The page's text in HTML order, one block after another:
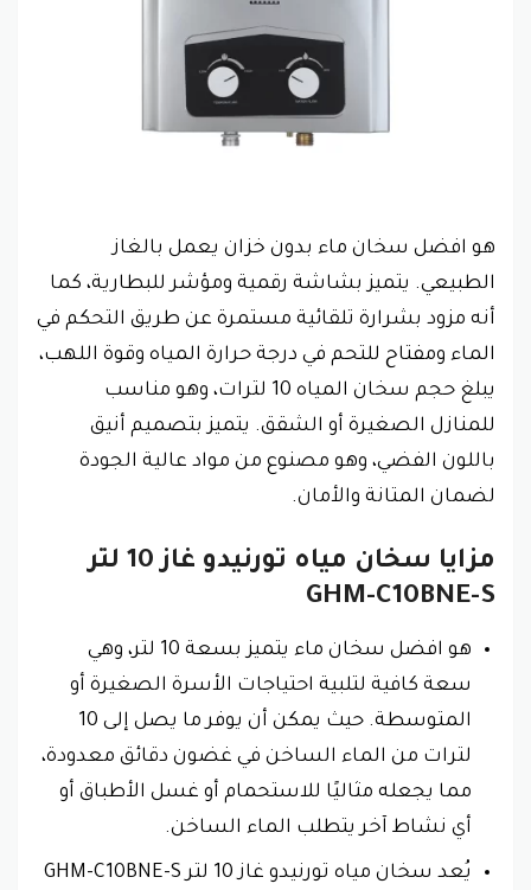
هو افضل سخان ماء بدون خزان يعمل بالغاز
الطبيعي. يتميز بشاشة رقمية ومؤشر للبطارية، كما
أنه مزود بشرارة تلقائية مستمرة عن طريق التحكم في
الماء ومفتاح للتحم في درجة حرارة المياه وقوة اللهب،
يبلغ حجم سخان المياه 10 لترات، وهو مناسب
للمنازل الصغيرة أو الشقق. يتميز بتصميم أنيق
باللون الفضي، وهو مصنوع من مواد عالية الجودة
لضمان المتانة والأمان.
مزايا سخان مياه تورنيدو غاز 10 لتر
GHM-C10BNE-S
هو افضل سخان ماء يتميز بسعة 10 لتر، وهي
سعة كافية لتلبية احتياجات الأسرة الصغيرة أو
المتوسطة. حيث يمكن أن يوفر ما يصل إلى 10
لترات من الماء الساخن في غضون دقائق معدودة،
مما يجعله مثاليًا للاستحمام أو غسل الأطباق أو
أي نشاط آخر يتطلب الماء الساخن.
يُعد سخان مياه تورنيدو غاز 10 لتر GHM-C10BNE-S